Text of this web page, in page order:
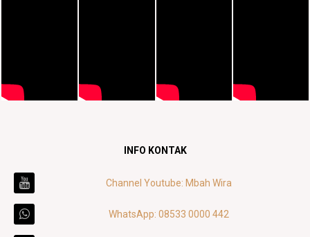
INFO KONTAK
Channel Youtube: Mbah Wira
WhatsApp: 08533 0000 442